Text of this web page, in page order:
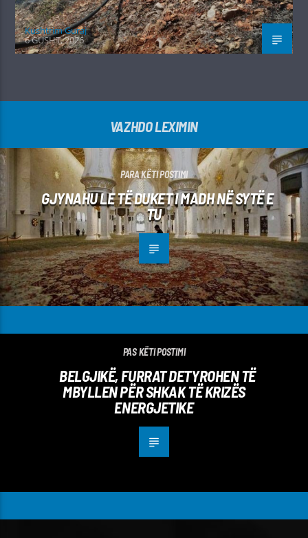
Kushtrim Guraj
6 GUSHT, 2026
VAZHDO LEXIMIN
PARA KËTI POSTIMI
GJYNAHU LE TË DUKET I MADH NË SYTË E
TU
PAS KËTI POSTIMI
BELGJIKË, FURRAT DETYROHEN TË
MBYLLEN PËR SHKAK TË KRIZËS
ENERGJETIKE